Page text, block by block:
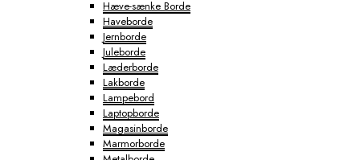
Hæve-sænke Borde
Haveborde
Jernborde
Juleborde
Læderborde
Lakborde
Lampebord
Laptopborde
Magasinborde
Marmorborde